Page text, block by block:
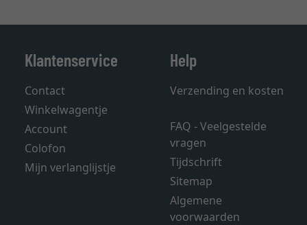
Klantenservice
Contact
Winkelwagentje
Account
Colofon
Mijn verlanglijstje
Help
Verzending en kosten
FAQ - Veelgestelde
vragen
Tijdschrift
Sitemap
Algemene
voorwaarden